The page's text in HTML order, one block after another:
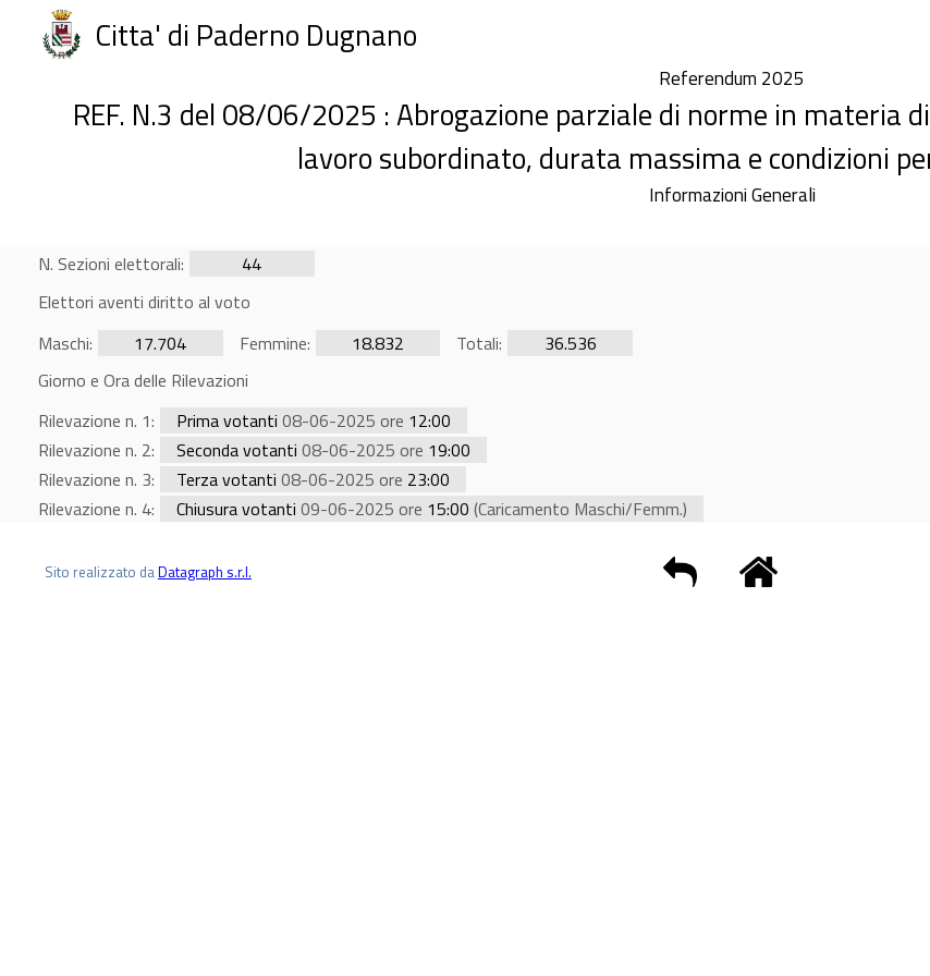
Citta' di Paderno Dugnano
Referendum 2025
REF. N.3 del 08/06/2025 : Abrogazione parziale di norme in materia
lavoro subordinato, durata massima e condizioni
Informazioni Generali
N. Sezioni elettorali:
44
Elettori aventi diritto al voto
Maschi:
17.704 Femmine: 18.832 Totali:
36.536
Giorno e Ora delle Rilevazioni
Rilevazione n. 1:
Prima votanti 08-06-2025 ore 12:00
Rilevazione n. 2:
Seconda votanti 08-06-2025 ore 19:00
Rilevazione n. 3:
Terza votanti 08-06-2025 ore 23:00
Rilevazione n. 4:
Chiusura votanti 09-06-2025 ore 15:00 (Caricamento Maschi/Femm.)
Sito realizzato daDatagraph s.r.l.